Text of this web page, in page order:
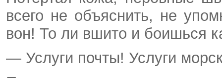
всего не объяснить, не
вон! То ли вшито и боишься
— Услуги почты! Услуги